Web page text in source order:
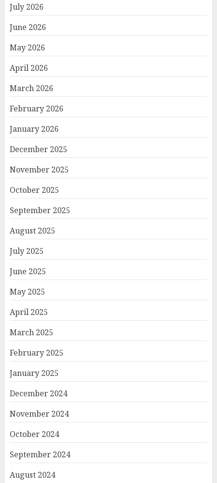
July 2026
June 2026
May 2026
April 2026
March 2026
February 2026
January 2026
December 2025
November 2025
October 2025
September 2025
August 2025
July 2025
June 2025
May 2025
April 2025
March 2025
February 2025
January 2025
December 2024
November 2024
October 2024
September 2024
August 2024